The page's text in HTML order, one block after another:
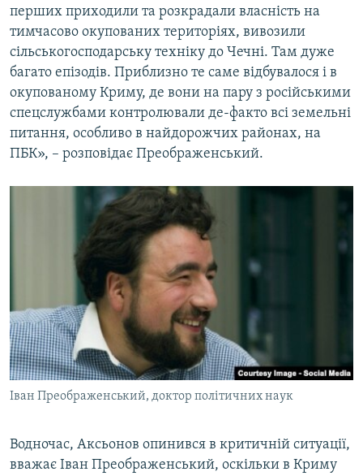
перших приходили та розкрадали власність на
тимчасово окупованих територіях, вивозили
сільськогосподарську техніку до Чечні. Там дуже
багато епізодів. Приблизно те саме відбувалося і в
окупованому Криму, де вони на пару з російськими
спецслужбами контролювали де-факто всі земельні
питання, особливо в найдорожчих районах, на
ПБК», – розповідає Преображенський.
Іван Преображенський, доктор політичних наук
Водночас, Аксьонов опинився в критичній ситуації,
вважає Іван Преображенський, оскільки в Криму